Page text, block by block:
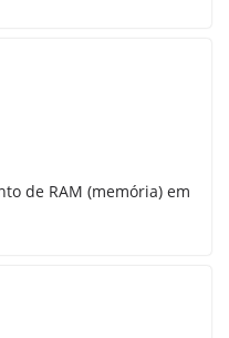
de RAM (memória) em